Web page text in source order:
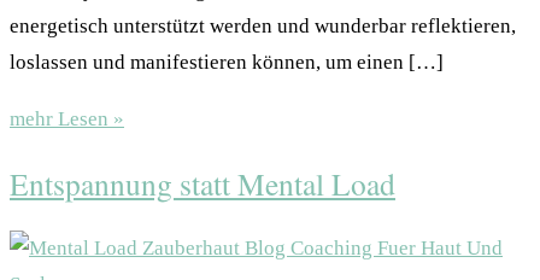
energetisch unterstützt werden und wunderbar reflektieren,
loslassen und manifestieren können, um einen […]
mehr Lesen »
Entspannung statt Mental Load